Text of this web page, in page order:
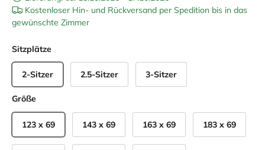
Kostenloser Hin- und Rückversand per Spedition bis in das
gewünschte Zimmer
Sitzplätze
2-Sitzer 2.5-Sitzer 3-Sitzer
Größe
123 x 69 143 x 69 163 x 69 183 x 69